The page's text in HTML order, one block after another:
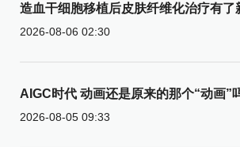
造血干细胞移植后皮肤纤维化治疗有了
2026-08-06 02:30
AIGC时代 动画还是原来的那个“动画”
2026-08-05 09:33